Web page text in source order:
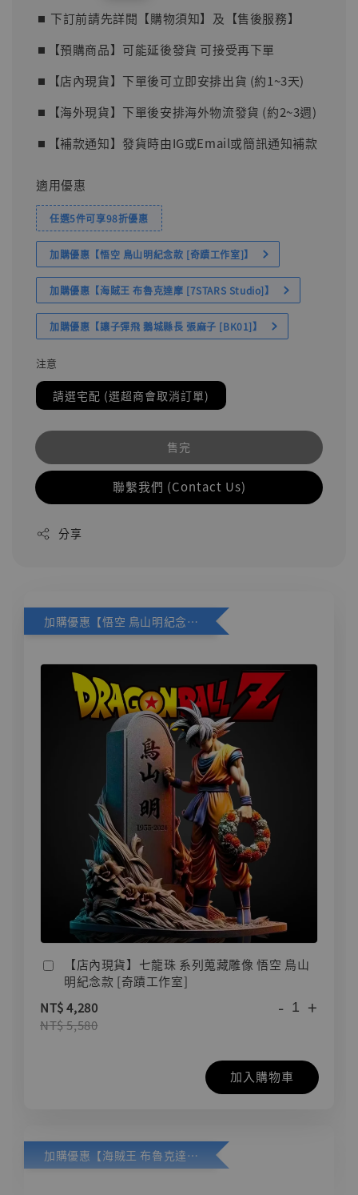
⏹︎ 下訂前請先詳閱【購物須知】及【售後服務】
⏹︎【預購商品】可能延後發貨 可接受再下單
⏹︎【店內現貨】下單後可立即安排出貨 (約1~3天)
⏹︎【海外現貨】下單後安排海外物流發貨 (約2~3週)
⏹︎【補款通知】發貨時由IG或Email或簡訊通知補款
適用優惠
任選5件可享98折優惠
加購優惠【悟空 鳥山明紀念款 [奇蹟工作室]】
加購優惠【海賊王 布魯克達摩 [7STARS Studio]】
加購優惠【讓子彈飛 鵝城縣長 張麻子 [BK01]】
注意
請選宅配 (選超商會取消訂單)
售完
聯繫我們 (Contact Us)
分享
加購優惠【悟空 鳥山明紀念款 [奇蹟工作室]】
【店內現貨】七龍珠 系列蒐藏雕像 悟空 鳥山
明紀念款 [奇蹟工作室]
NT$ 4,280
NT$ 5,580
- +
加入購物車
加購優惠【海賊王 布魯克達摩 [7STARS Studio]】